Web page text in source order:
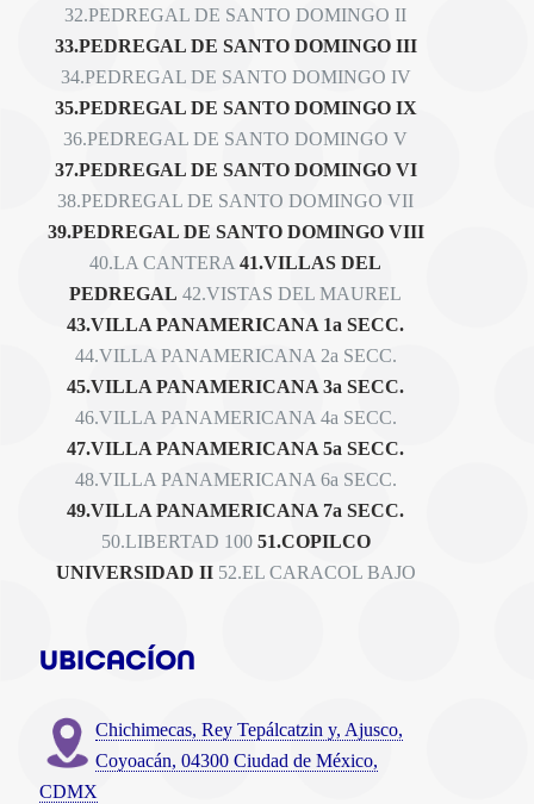
32.PEDREGAL DE SANTO DOMINGO II
33.PEDREGAL DE SANTO DOMINGO III
34.PEDREGAL DE SANTO DOMINGO IV
35.PEDREGAL DE SANTO DOMINGO IX
36.PEDREGAL DE SANTO DOMINGO V
37.PEDREGAL DE SANTO DOMINGO VI
38.PEDREGAL DE SANTO DOMINGO VII
39.PEDREGAL DE SANTO DOMINGO VIII
40.LA CANTERA 41.VILLAS DEL
PEDREGAL 42.VISTAS DEL MAUREL
43.VILLA PANAMERICANA 1a SECC.
44.VILLA PANAMERICANA 2a SECC.
45.VILLA PANAMERICANA 3a SECC.
46.VILLA PANAMERICANA 4a SECC.
47.VILLA PANAMERICANA 5a SECC.
48.VILLA PANAMERICANA 6a SECC.
49.VILLA PANAMERICANA 7a SECC.
50.LIBERTAD 100 51.COPILCO
UNIVERSIDAD II52.EL CARACOL BAJO
UBICACÍON
Chichimecas, Rey Tepálcatzin y, Ajusco,
Coyoacán, 04300 Ciudad de México,
CDMX